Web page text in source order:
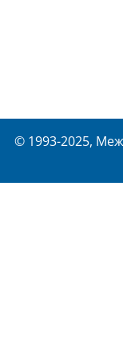
© 1993-2025,